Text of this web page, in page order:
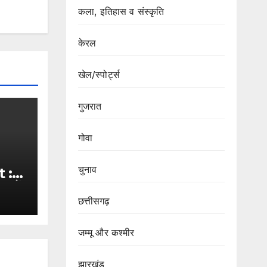
:-
कला, इतिहास व संस्कृति
केरल
खेल/स्पोर्ट्स
गुजरात
गोवा
चुनाव
छत्तीसगढ़
जम्मू और कश्मीर
झारखंड